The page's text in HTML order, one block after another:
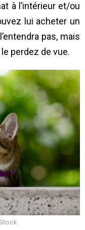
à l’intérieur et/ou
lui acheter un
pas, mais
perdez de vue.